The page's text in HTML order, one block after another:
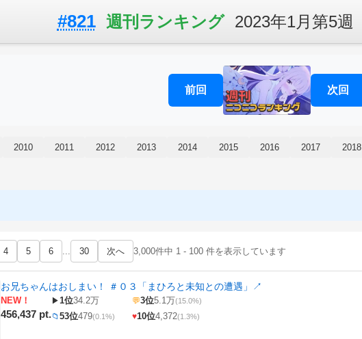
#821 週刊ランキング 2023年1月第5週
前回 次回
2010 2011 2012 2013 2014 2015 2016 2017 2018
4 5 6 ... 30 次へ 3,000件中 1 - 100 件を表示しています
お兄ちゃんはおしまい！ ＃０３「まひろと未知との遭遇」 ↗
NEW！
456,437 pt.
▶1位34.2万 💬3位5.1万(15.0%)
📁 53位479(0.1%) ♥10位4,372(1.3%)